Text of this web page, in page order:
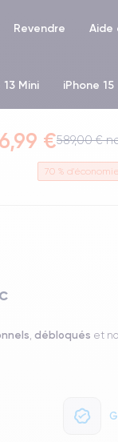
Revendre
Mini iPhone 15
XR iPhone SE
€589,00 €
70 %
débloqués et